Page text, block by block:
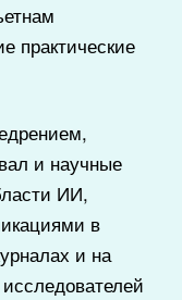
практические
и научные
ИИ,
в
и на